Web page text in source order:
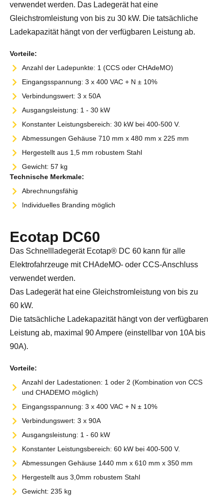
verwendet werden. Das Ladegerät hat eine
Gleichstromleistung von bis zu 30 kW. Die tatsächliche
Ladekapazität hängt von der verfügbaren Leistung ab.
Vorteile:
Anzahl der Ladepunkte: 1 (CCS oder CHAdeMO)
Eingangsspannung: 3 x 400 VAC + N ± 10%
Verbindungswert: 3 x 50A
Ausgangsleistung: 1 - 30 kW
Konstanter Leistungsbereich: 30 kW bei 400-500 V.
Abmessungen Gehäuse 710 mm x 480 mm x 225 mm
Hergestellt aus 1,5 mm robustem Stahl
Gewicht: 57 kg
Technische Merkmale:
Abrechnungsfähig
Individuelles Branding möglich
Ecotap DC60
Das Schnellladegerät Ecotap® DC 60 kann für alle
Elektrofahrzeuge mit CHAdeMO- oder CCS-Anschluss
verwendet werden.
Das Ladegerät hat eine Gleichstromleistung von bis zu
60 kW.
Die tatsächliche Ladekapazität hängt von der verfügbaren
Leistung ab, maximal 90 Ampere (einstellbar von 10A bis
90A).
Vorteile:
Anzahl der Ladestationen: 1 oder 2 (Kombination von CCS
und CHADEMO möglich)
Eingangsspannung: 3 x 400 VAC + N ± 10%
Verbindungswert: 3 x 90A
Ausgangsleistung: 1 - 60 kW
Konstanter Leistungsbereich: 60 kW bei 400-500 V.
Abmessungen Gehäuse 1440 mm x 610 mm x 350 mm
Hergestellt aus 3,0mm robustem Stahl
Gewicht: 235 kg